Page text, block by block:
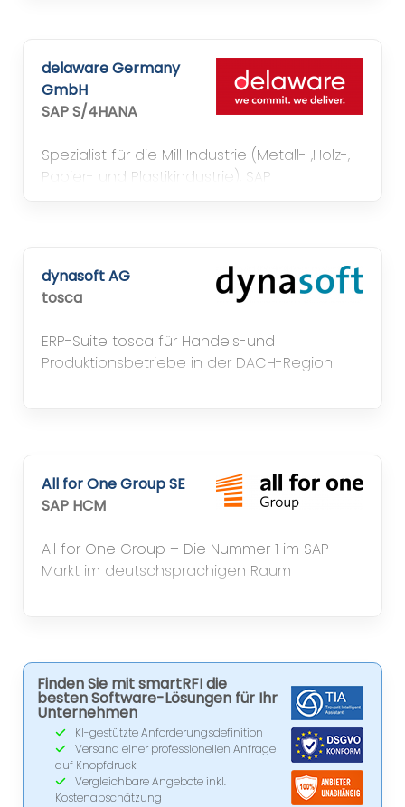
delaware Germany
GmbH
SAP S/4HANA
Spezialist für die Mill Industrie (Metall- ,Holz-,
Papier- und Plastikindustrie), SAP
dynasoft AG
tosca
ERP-Suite tosca für Handels-und
Produktionsbetriebe in der DACH-Region
All for One Group SE
SAP HCM
All for One Group – Die Nummer 1 im SAP
Markt im deutschsprachigen Raum
Finden Sie mit smartRFI die
besten Software-Lösungen für Ihr
Unternehmen
KI-gestützte Anforderungsdefinition
Versand einer professionellen Anfrage
auf Knopfdruck
Vergleichbare Angebote inkl.
Kostenabschätzung